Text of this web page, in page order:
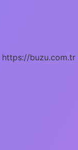
https://buzu.com.tr